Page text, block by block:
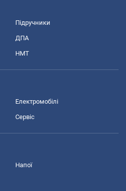
Підручники
ДПА
НМТ
Електромобілі
Сервіс
Напої